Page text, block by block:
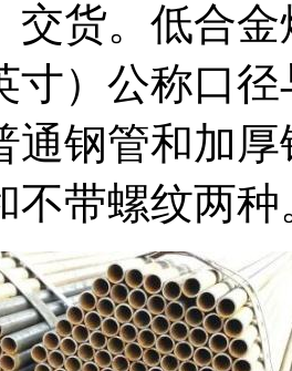
交货。低合
寸）公称口
通钢管和加
不带螺纹两种